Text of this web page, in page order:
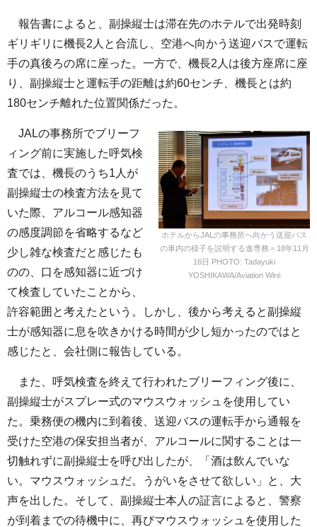
報告書によると、副操縦士は滞在先のホテルで出発時刻
ギリギリに機長2人と合流し、空港へ向かう送迎バスで運転
手の真後ろの席に座った。一方で、機長2人は後方座席に座
り、副操縦士と運転手の距離は約60センチ、機長とは約
180センチ離れた位置関係だった。
ホテルからJALの事務所へ向かう送迎バス
の車内の様子を説明する進専務＝18年11月
16日 PHOTO: Tadayuki
YOSHIKAWA/Aviation Wire
JALの事務所でブリーフ
ィング前に実施した呼気検
査では、機長のうち1人が
副操縦士の検査方法を見て
いた際、アルコール感知器
の感度調節を省略するなど
少し雑な検査だと感じたも
のの、口を感知器に近づけ
て検査していたことから、
許容範囲と考えたという。しかし、後から考えると副操縦
士が感知器に息を吹きかける時間が少し短かったのではと
感じたと、会社側に報告している。
また、呼気検査を終えて行われたブリーフィング後に、
副操縦士がスプレー式のマウスウォッシュを使用してい
た。乗務便の機内に到着後、送迎バスの運転手から通報を
受けた空港の保安担当者が、アルコールに関することは一
切触れずに副操縦士を呼び出したが、「酒は飲んでいな
い。マウスウォッシュだ。うがいをさせて欲しい」と、大
声を出した。そして、副操縦士本人の証言によると、警察
が到着までの待機中に、再びマウスウォッシュを使用した